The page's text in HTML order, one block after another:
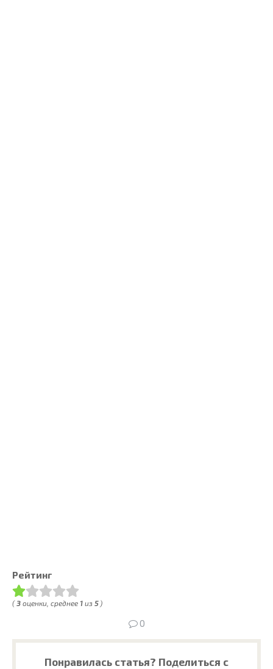
Рейтинг
(3 оценки, среднее 1 из 5)
0
Понравилась статья? Поделиться с